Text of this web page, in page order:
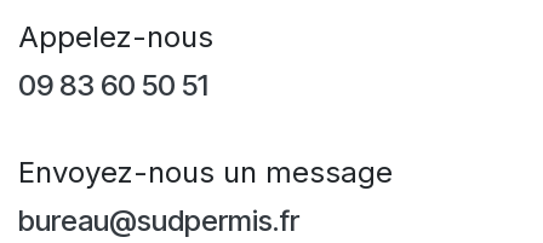
Appelez-nous
09 83 60 50 51
Envoyez-nous un message
bureau@sudpermis.fr